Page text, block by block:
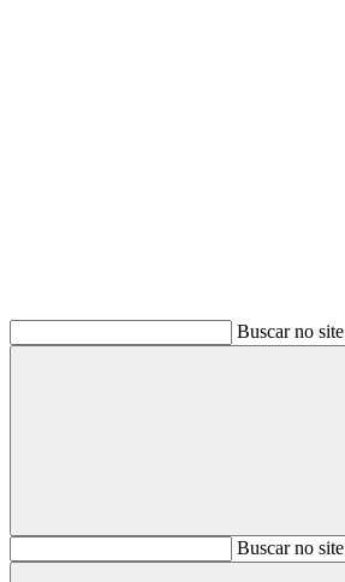
Buscar no site
BuscarBuscar no site